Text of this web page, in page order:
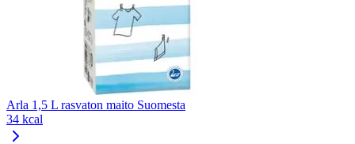
Arla 1,5 L rasvaton maito Suomesta
34 kcal